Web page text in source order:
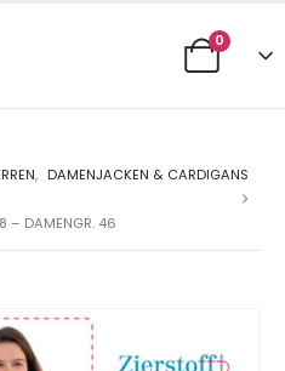
0
, DAMENJACKEN & CARDIGANS
– DAMENGR. 46